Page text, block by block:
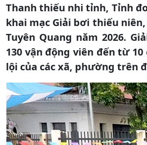
Thanh thiếu nhi tỉnh, Tỉnh
khai mạc Giải bơi thiếu
Tuyên Quang năm 2026.
130 vận động viên đến từ
lội của các xã, phường trên